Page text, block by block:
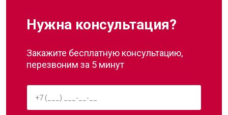
Нужна консультация?
Закажите бесплатную консультацию,
перезвоним за 5 минут